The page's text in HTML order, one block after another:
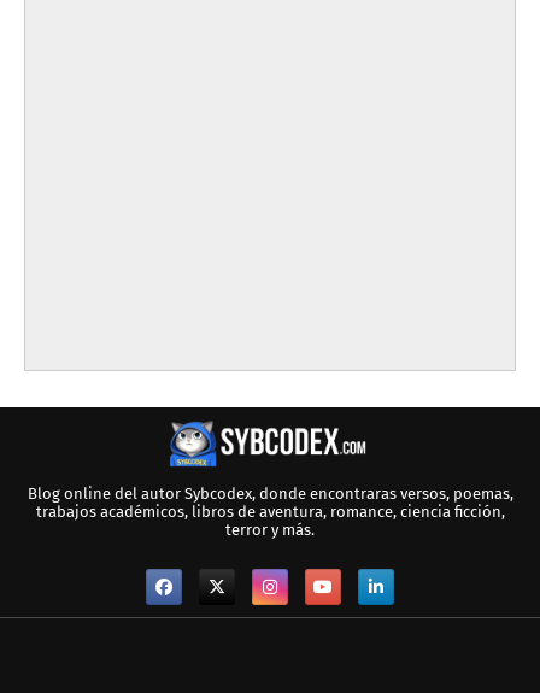
Blog online del autor Sybcodex, donde encontraras versos, poemas,
trabajos académicos, libros de aventura, romance, ciencia ficción,
terror y más.